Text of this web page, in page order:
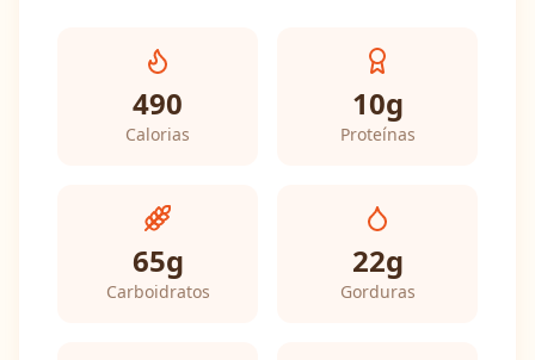
490
Calorias
10g
Proteínas
65g
Carboidratos
22g
Gorduras